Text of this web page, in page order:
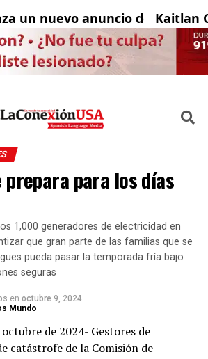
ante el regreso del
nuevo anuncio de televisión
Kaitlan
prepara para los días
1,000 generadores de electricidad en
que gran parte de las familias que se
pueda pasar la temporada fría bajo
seguras
en octubre 9, 2024
Mundo
octubre de 2024- Gestores de
catástrofe de la Comisión de